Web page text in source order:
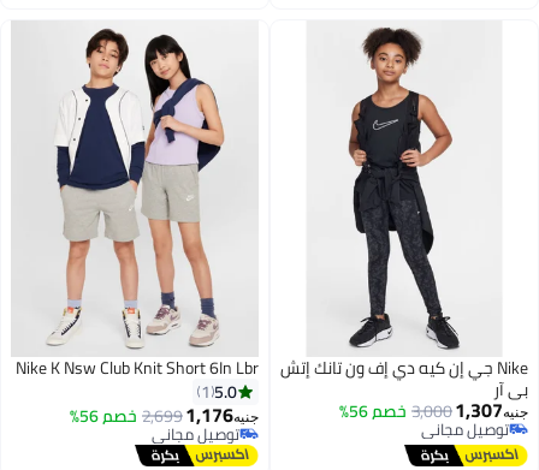
Nike جي إن كيه دي إف ون تانك إتش
بي آر
جنيه1,307
3,000خصم 56%
توصيل مجاني
توصيل مجاني
Nike K Nsw Club Knit Short 6In Lbr
5.0
1
جنيه1,176
2,699خصم 56%
توصيل مجاني
توصيل مجاني